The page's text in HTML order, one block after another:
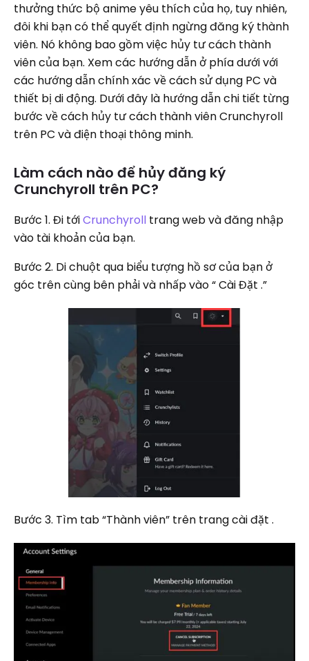
thưởng thức bộ anime yêu thích của họ, tuy nhiên,
đôi khi bạn có thể quyết định ngừng đăng ký thành
viên. Nó không bao gồm việc hủy tư cách thành
viên của bạn. Xem các hướng dẫn ở phía dưới với
các hướng dẫn chính xác về cách sử dụng PC và
thiết bị di động. Dưới đây là hướng dẫn chi tiết từng
bước về cách hủy tư cách thành viên Crunchyroll
trên PC và điện thoại thông minh.
Làm cách nào để hủy đăng ký
Crunchyroll trên PC?
Bước 1. Đi tớiCrunchyroll trang web và đăng nhập
vào tài khoản của bạn.
Bước 2. Di chuột qua biểu tượng hồ sơ của bạn ở
góc trên cùng bên phải và nhấp vào “ Cài Đặt .”
Bước 3. Tìm tab “Thành viên” trên trang cài đặt .